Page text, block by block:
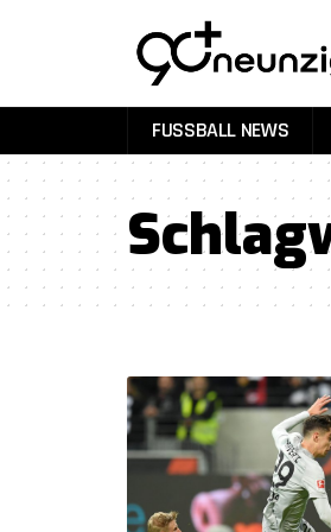
FUSSBALL NEWS